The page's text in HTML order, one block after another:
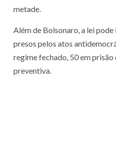
metade.
Além de Bolsonaro, a lei
presos pelos atos
regime fechado, 50 em
preventiva.